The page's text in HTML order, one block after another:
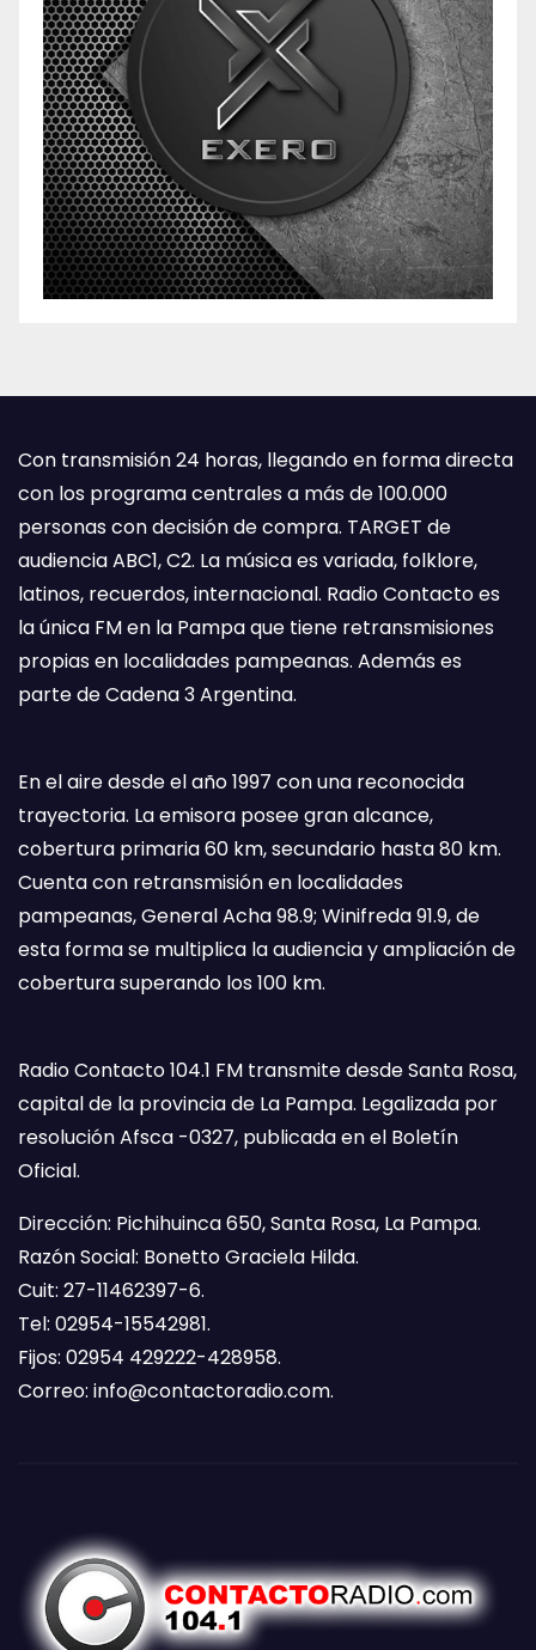
Con transmisión 24 horas, llegando en forma directa
con los programa centrales a más de 100.000
personas con decisión de compra. TARGET de
audiencia ABC1, C2. La música es variada, folklore,
latinos, recuerdos, internacional. Radio Contacto es
la única FM en la Pampa que tiene retransmisiones
propias en localidades pampeanas. Además es
parte de Cadena 3 Argentina.
En el aire desde el año 1997 con una reconocida
trayectoria. La emisora posee gran alcance,
cobertura primaria 60 km, secundario hasta 80 km.
Cuenta con retransmisión en localidades
pampeanas, General Acha 98.9; Winifreda 91.9, de
esta forma se multiplica la audiencia y ampliación de
cobertura superando los 100 km.
Radio Contacto 104.1 FM transmite desde Santa Rosa,
capital de la provincia de La Pampa. Legalizada por
resolución Afsca -0327, publicada en el Boletín
Oficial.
Dirección: Pichihuinca 650, Santa Rosa, La Pampa.
Razón Social: Bonetto Graciela Hilda.
Cuit: 27-11462397-6.
Tel: 02954-15542981.
Fijos: 02954 429222-428958.
Correo: info@contactoradio.com.